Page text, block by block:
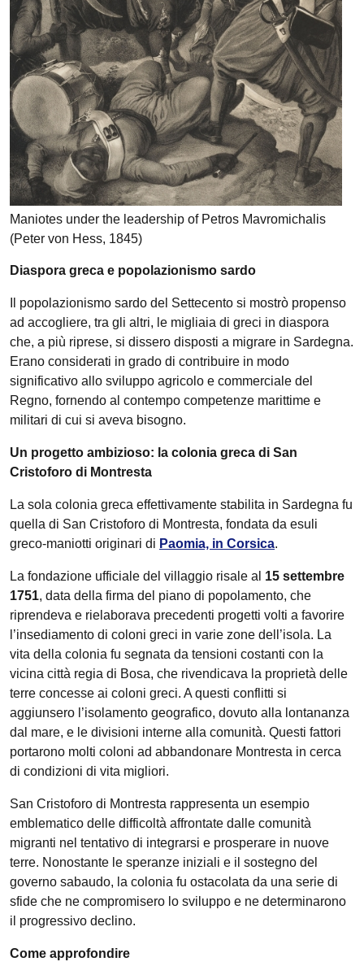
Maniotes under the leadership of Petros Mavromichalis
(Peter von Hess, 1845)
Diaspora greca e popolazionismo sardo
Il popolazionismo sardo del Settecento si mostrò propenso
ad accogliere, tra gli altri, le migliaia di greci in diaspora
che, a più riprese, si dissero disposti a migrare in Sardegna.
Erano considerati in grado di contribuire in modo
significativo allo sviluppo agricolo e commerciale del
Regno, fornendo al contempo competenze marittime e
militari di cui si aveva bisogno.
Un progetto ambizioso: la colonia greca di San
Cristoforo di Montresta
La sola colonia greca effettivamente stabilita in Sardegna fu
quella di San Cristoforo di Montresta, fondata da esuli
greco-maniotti originari di Paomia, in Corsica.
La fondazione ufficiale del villaggio risale al 15 settembre
1751, data della firma del piano di popolamento, che
riprendeva e rielaborava precedenti progetti volti a favorire
l’insediamento di coloni greci in varie zone dell’isola. La
vita della colonia fu segnata da tensioni costanti con la
vicina città regia di Bosa, che rivendicava la proprietà delle
terre concesse ai coloni greci. A questi conflitti si
aggiunsero l’isolamento geografico, dovuto alla lontananza
dal mare, e le divisioni interne alla comunità. Questi fattori
portarono molti coloni ad abbandonare Montresta in cerca
di condizioni di vita migliori.
San Cristoforo di Montresta rappresenta un esempio
emblematico delle difficoltà affrontate dalle comunità
migranti nel tentativo di integrarsi e prosperare in nuove
terre. Nonostante le speranze iniziali e il sostegno del
governo sabaudo, la colonia fu ostacolata da una serie di
sfide che ne compromisero lo sviluppo e ne determinarono
il progressivo declino.
Come approfondire